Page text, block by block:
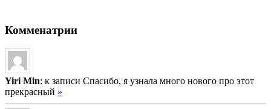
Комменатрии
Yiri Min: к записи Спасибо, я узнала много нового про этот
прекрасный »